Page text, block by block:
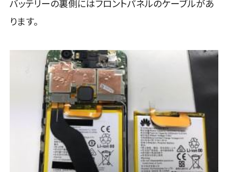
バッテリーの裏側にはフロントパネルのケーブルがあ
ります。